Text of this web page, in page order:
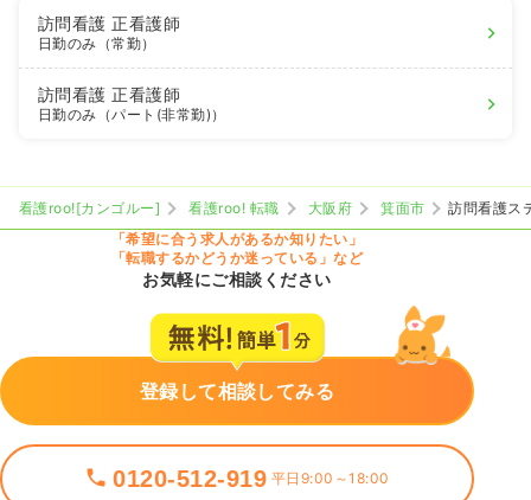
訪問看護正看護師
日勤のみ（常勤）
訪問看護正看護師
日勤のみ（パート(非常勤)）
看護roo![カンゴルー] 看護roo! 転職 大阪府 箕面市
訪問看護ス
「希望に合う求人があるか知りたい」
「転職するかどうか迷っている」など
お気軽にご相談ください
登録して相談してみる
0120-512-919 平日9:00～18:00